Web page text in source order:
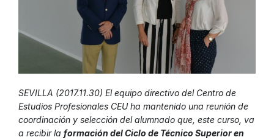
SEVILLA (2017.11.30) El equipo directivo del Centro de
Estudios Profesionales CEU ha mantenido una reunión de
coordinación y selección del alumnado que, este curso, va
a recibir la formación delCiclo de Técnico Superior en